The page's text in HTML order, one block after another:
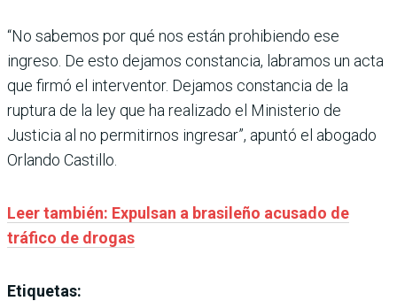
“No sabemos por qué nos están prohibiendo ese
ingreso. De esto dejamos constancia, labramos un acta
que firmó el interventor. Dejamos constancia de la
ruptura de la ley que ha realizado el Ministerio de
Justicia al no permitirnos ingresar”, apuntó el abogado
Orlando Castillo.
Leer también: Expulsan a brasileño acusado de
tráfico de drogas
Etiquetas: